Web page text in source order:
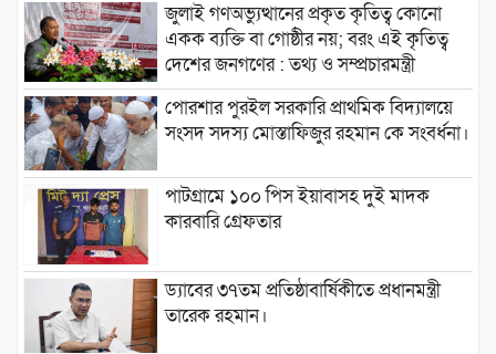
জুলাই গণঅভ্যুত্থানের প্রকৃত কৃতিত্ব কোনো
একক ব্যক্তি বা গোষ্ঠীর নয়; বরং এই কৃতিত্ব
দেশের জনগণের : তথ্য ও সম্প্রচারমন্ত্রী
পোরশার পুরইল সরকারি প্রাথমিক বিদ্যালয়ে
সংসদ সদস্য মোস্তাফিজুর রহমান কে সংবর্ধনা।
পাটগ্রামে ১০০ পিস ইয়াবাসহ দুই মাদক
কারবারি গ্রেফতার
ড্যাবের ৩৭তম প্রতিষ্ঠাবার্ষিকীতে প্রধানমন্ত্রী
তারেক রহমান।